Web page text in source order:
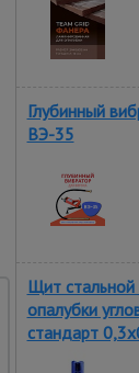
Глубинный
ВЭ-35
Щит
опалубки
стандарт